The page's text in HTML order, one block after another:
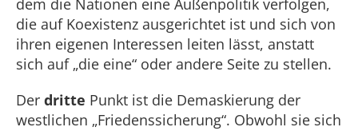
die auf Koexistenz ausgerichtet ist und sich von
ihren eigenen Interessen leiten lässt, anstatt
sich auf „die eine“ oder andere Seite zu stellen.
Der dritte Punkt ist die Demaskierung der
westlichen „Friedenssicherung“. Obwohl sie sich